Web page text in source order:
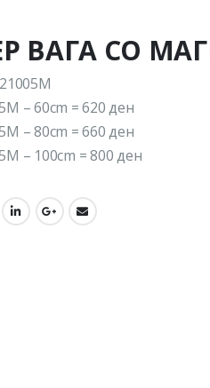
ВАГА СО
– 60cm = 620 ден
– 80cm = 660 ден
– 100cm = 800 ден